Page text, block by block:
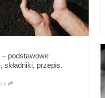
– podstawowe
składniki, przepis.
0